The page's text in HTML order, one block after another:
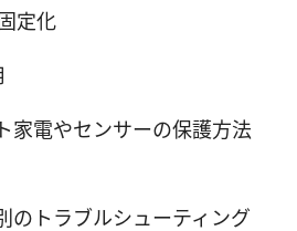
定化
家電やセンサーの保護方法
のトラブルシューティング